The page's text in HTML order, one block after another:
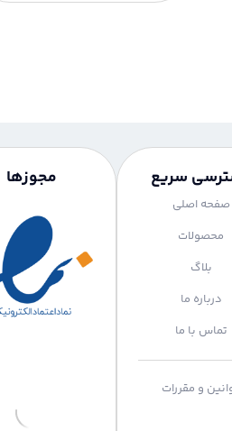
سریع
صفحه اصلی
محصولات
بلاگ
درباره ما
تماس با ما
و مقررات
مجوزها